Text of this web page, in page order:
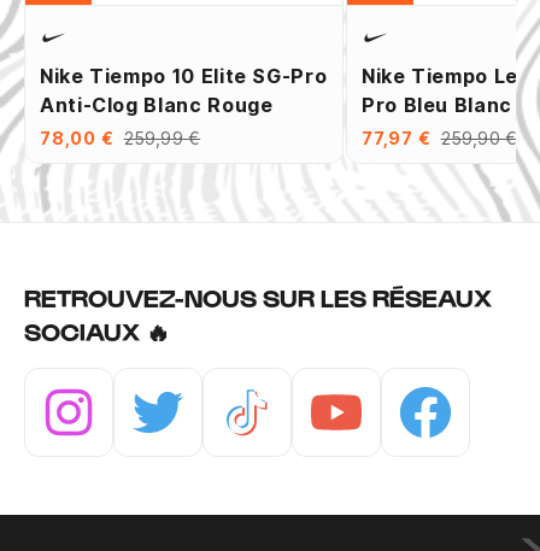
Nike Tiempo 10 Elite SG-Pro
Anti-Clog Blanc Rouge
78,00 € 259,99 €
Nike Tiempo
Pro Bleu Blanc
77,97 € 259,90 €
RETROUVEZ-NOUS SUR LES RÉSEAUX
SOCIAUX 🔥